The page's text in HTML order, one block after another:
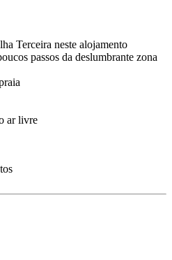
Terceira neste alojamento
passos da deslumbrante zona
ar livre